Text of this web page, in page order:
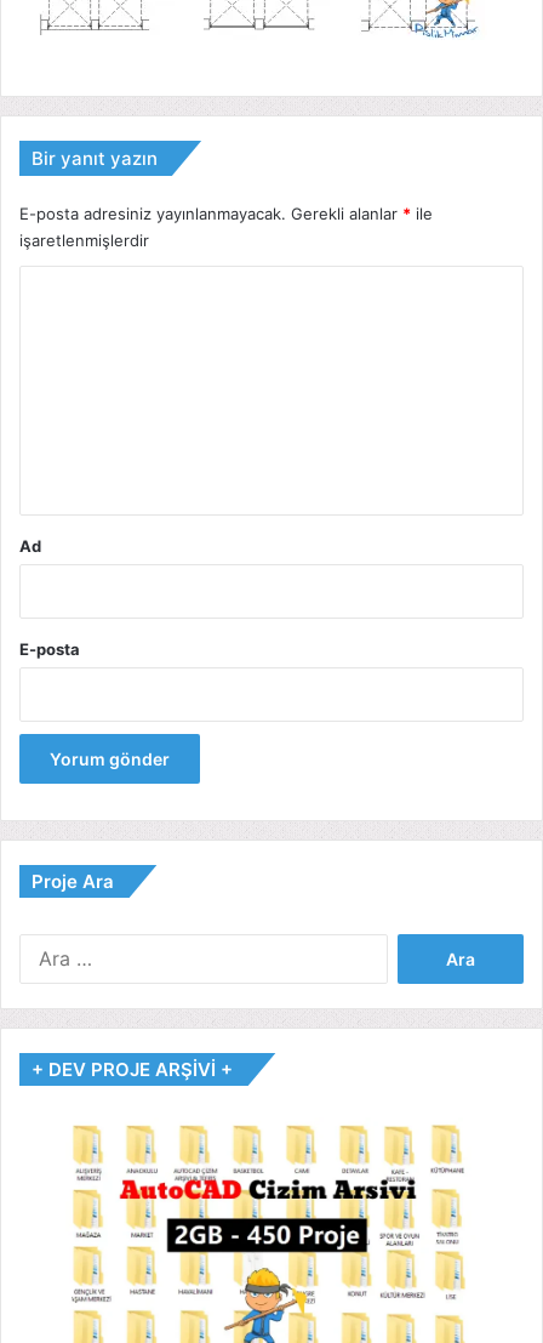
Bir yanıt yazın
E-posta adresiniz yayınlanmayacak. Gerekli alanlar * ile
işaretlenmişlerdir
Ad
E-posta
Proje Ara
+ DEV PROJE ARŞİVİ +